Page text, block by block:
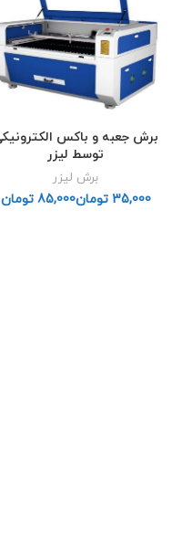
برش جعبه و باکس
توسط لیزر
برش لیزر
تومان
تومان